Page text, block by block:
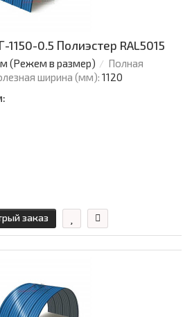
0.5 Полиэстер RAL5015
(Режем в размер)
Полная
ширина (мм): 1120
заказ